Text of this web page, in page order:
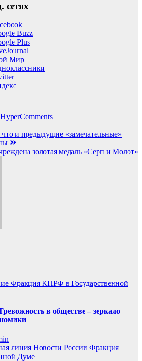
сетях
и предыдущие «замечательные»
золотая медаль «Серп и Молот»
Фракция КПРФ в Государственной
в обществе – зеркало
линия Новости России Фракция
Думе